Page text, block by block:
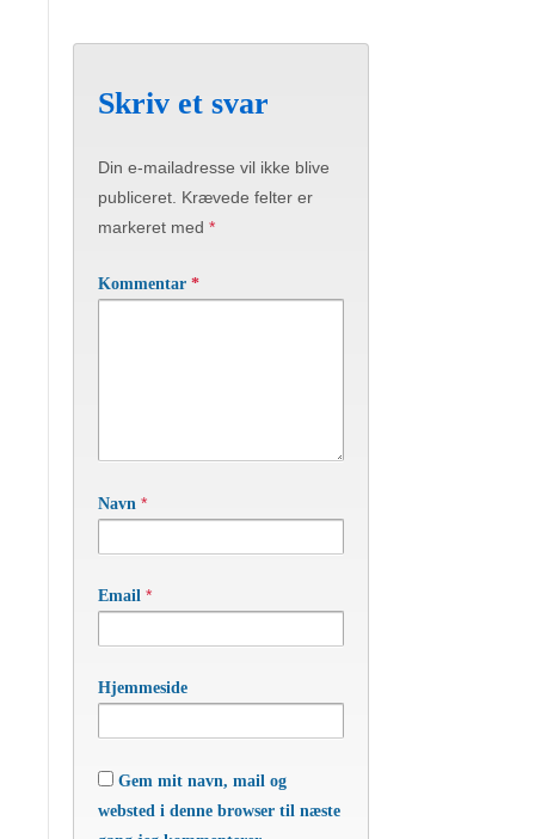
Skriv et svar
Din e-mailadresse vil ikke blive
publiceret. Krævede felter er
markeret med *
Kommentar *
Navn *
Email *
Hjemmeside
Gem mit navn, mail og
websted i denne browser til næste